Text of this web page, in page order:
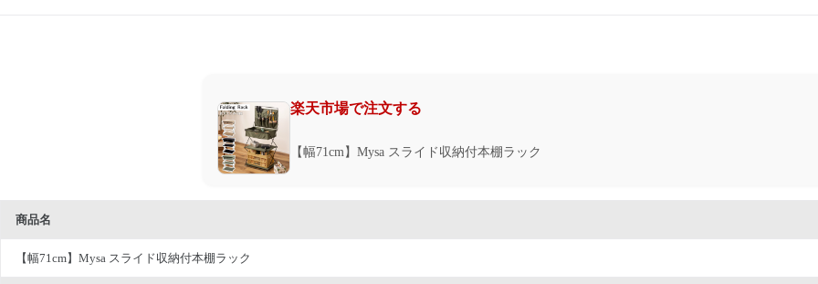
楽天市場で注文する
【幅71cm】Mysa スライド収納付本棚ラック
商品名
【幅71cm】Mysa スライド収納付本棚ラック